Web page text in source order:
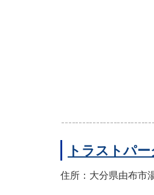
トラストパ
住所：大分県由布市